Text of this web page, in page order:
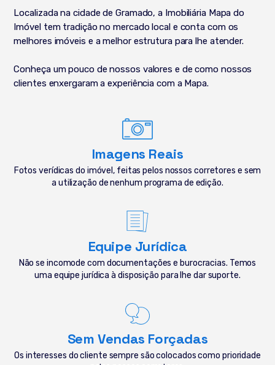
Localizada na cidade de Gramado, a Imobiliária Mapa do
Imóvel tem tradição no mercado local e conta com os
melhores imóveis e a melhor estrutura para lhe atender.
Conheça um pouco de nossos valores e de como nossos
clientes enxergaram a experiência com a Mapa.
Imagens Reais
Fotos verídicas do imóvel, feitas pelos nossos corretores e sem
a utilização de nenhum programa de edição.
Equipe Jurídica
Não se incomode com documentações e burocracias. Temos
uma equipe jurídica à disposição para lhe dar suporte.
Sem Vendas Forçadas
Os interesses do cliente sempre são colocados como prioridade